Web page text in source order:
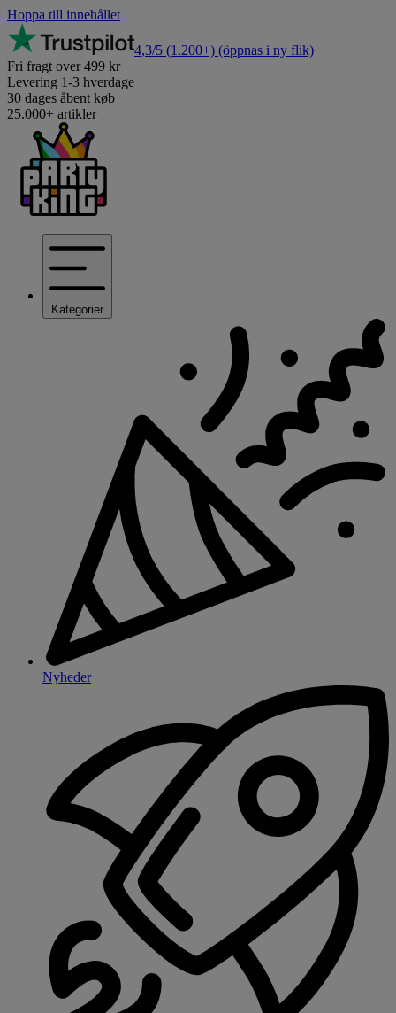
Hoppa till innehållet
4,3/5 (1.200+) (öppnas i ny flik)
Fri fragt over 499 kr
Levering 1-3 hverdage
30 dages åbent køb
25.000+ artikler
Kategorier
Nyheder